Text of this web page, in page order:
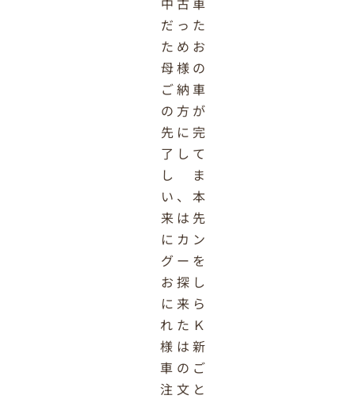
だった
ためお
母様の
ご納車
の方が
先に完
了して
しま
い、本
来は先
にカン
グーを
お探し
に来ら
れたＫ
様は新
車のご
注文と